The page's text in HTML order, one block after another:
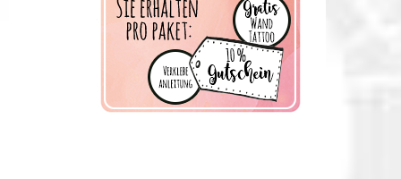
Produktnummer:M2138-E
Verfügbarkeit:Auf Lager
Lieferzeit: 1-2 Werktage